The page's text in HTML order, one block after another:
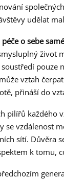
udělat
péče o sebe
život
pouze
vztah
přináší do
pilířů každého
se vzdálenost
sítí. Důvěra
k tomu,